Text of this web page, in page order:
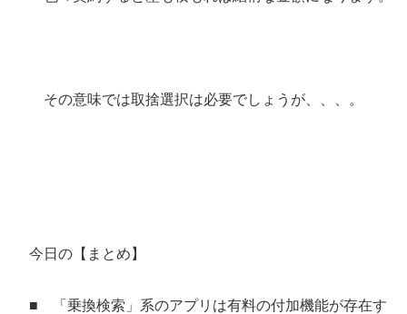
その意味では取捨選択は必要でしょうが、、、。
今日の【まとめ】
■ 「乗換検索」系のアプリは有料の付加機能が存在す